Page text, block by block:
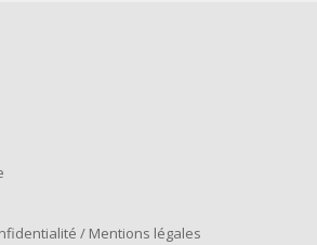
/ Mentions légales